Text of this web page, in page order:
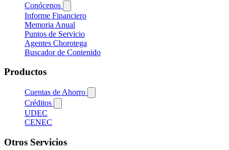
Conócenos
Informe Financiero
Memoria Anual
Puntos de Servicio
Agentes Chorotega
Buscador de Contenido
Productos
Cuentas de Ahorro
Créditos
UDEC
CENEC
Otros Servicios